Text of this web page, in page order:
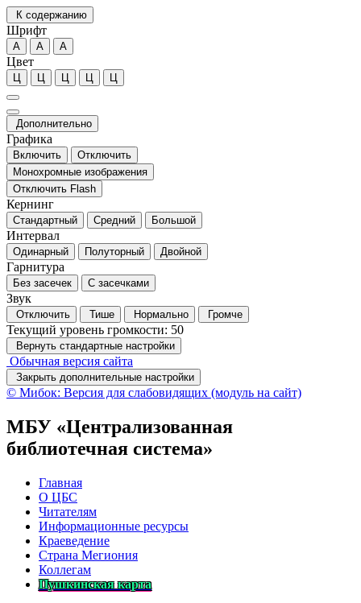
К содержанию
Шрифт
А А А
Цвет
Ц Ц Ц Ц Ц
Дополнительно
Графика
Включить
Отключить
Монохромные изображения
Отключить Flash
Кернинг
Стандартный Средний Большой
Интервал
Одинарный Полуторный Двойной
Гарнитура
Без засечек С засечками
Звук
Отключить Тише Нормально Громче
Текущий уровень громкости: 50
Вернуть стандартные настройки
Обычная версия сайта
Закрыть дополнительные настройки
© Мибок: Версия для слабовидящих (модуль на сайт)
МБУ «Централизованная
библиотечная система»
Главная
О ЦБС
Читателям
Информационные ресурсы
Краеведение
Страна Мегиония
Коллегам
Пушкинская карта